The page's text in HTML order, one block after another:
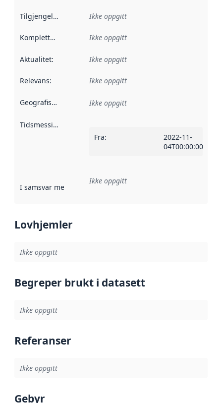
Tilgjengelighet Ikke oppgitt
Kompletthet Ikke oppgitt
Aktualitet: Ikke oppgitt
Relevans: Ikke oppgitt
Geografisk avgrensning :
Ikke oppgitt
Tidsmessig avgrensning
Fra:
2022-11-
04T00:00:00Z
I samsvar med Referanse til en implementasjonsregel
Ikke oppgitt
Lovhjemler
Ikke oppgitt
Begreper brukt i datasett
Ikke oppgitt
Referanser
Ikke oppgitt
Gebyr